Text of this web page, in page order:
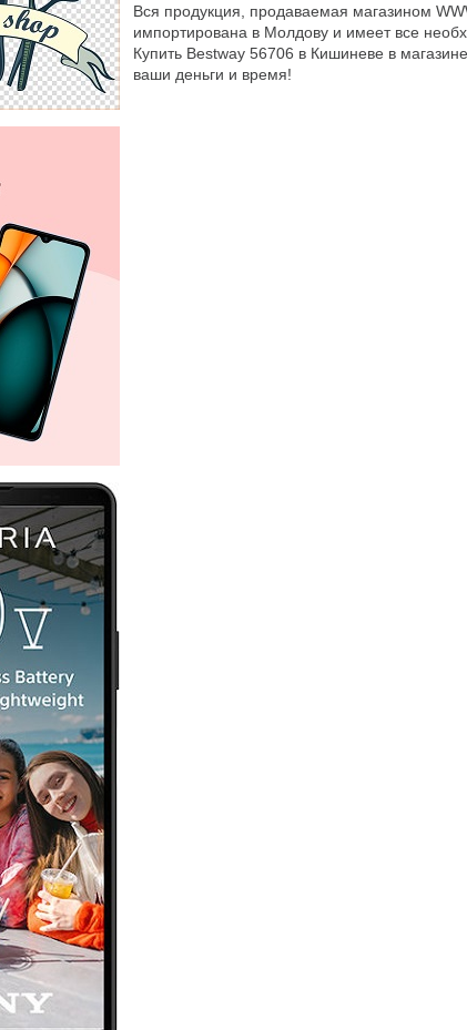
Вся продукция, продаваемая магазином
импортирована в Молдову и имеет все
Купить Bestway 56706 в Кишиневе в
ваши деньги и время!